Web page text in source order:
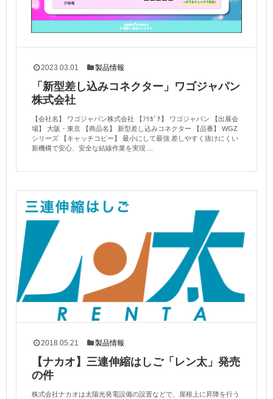
2023.03.01 製品情報
「新型差し込みコネクター」ワゴジャパン
株式会社
【会社名】 ワゴジャパン株式会社 【ﾌﾘｶﾞﾅ】 ワゴジャパン 【出展会
場】 大阪・東京 【商品名】 新型差し込みコネクター 【品番】 WGZ
シリーズ 【キャッチコピー】 最小にして最強 差しやすく抜けにくい
新機構で安心、安全な結線作業を実現 ...
2018.05.21 製品情報
【ナカオ】三連伸縮はしご「レン太」発売
の件
株式会社ナカオは太陽光発電設備の設置などで、屋根上に昇降を行う